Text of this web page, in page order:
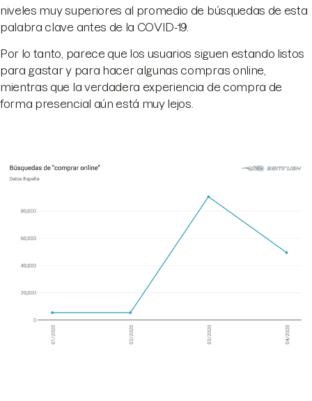
niveles muy superiores al promedio de búsquedas de esta
palabra clave antes de la COVID-19.
Por lo tanto, parece que los usuarios siguen estando listos
para gastar y para hacer algunas compras online,
mientras que la verdadera experiencia de compra de
forma presencial aún está muy lejos.